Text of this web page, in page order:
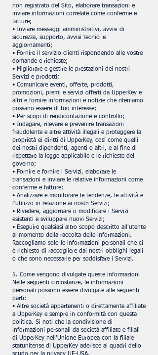
non registrato del Sito, elaborare transazioni e
inviare informazioni correlate come conferme e
fatture;
• Inviare messaggi amministrativi, avvisi di
sicurezza, supporto, avvisi tecnici e
aggiornamenti;
• Fornire il servizio clienti rispondendo alle vostre
domande e richieste;
• Migliorare e gestire le prestazioni dei nostri
Servizi e prodotti;
• Comunicare eventi, offerte, prodotti,
promozioni, premi e servizi offerti da UpperKey e
altri e fornire informazioni e notizie che riteniamo
possano essere di tuo interesse;
• Per scopi di rendicontazione e controllo;
• Indagare, rilevare e prevenire transazioni
fraudolente e altre attività illegali e proteggere la
proprietà ei diritti di UpperKey, così come quelli
dei nostri dipendenti, agenti o altri, e al fine di
rispettare la legge applicabile e le richieste del
governo;
• Fornire e fornire i Servizi, elaborare le
transazioni e inviare le relative informazioni come
conferme e fatture;
• Analizzare e monitorare le tendenze, le attività e
l'utilizzo in relazione ai nostri Servizi;
• Rivedere, aggiornare o modificare i Servizi
esistenti e sviluppare nuovi Servizi;
• Eseguire qualsiasi altro scopo descritto all'utente
al momento della raccolta delle informazioni.
Raccogliamo solo le informazioni personali che ci
è richiesto di raccogliere dai nostri obblighi legali
o che sono necessarie per soddisfare i Servizi.
5. Come vengono divulgate queste informazioni
Nelle seguenti circostanze, le informazioni
personali possono essere divulgate alle seguenti
parti:
• Altre società appartenenti o direttamente affiliate
a UpperKey e sempre in conformità con questa
politica. Si noti che la condivisione di
informazioni personali da società affiliate e filiali
di UpperKey nell'Unione Europea con la filiale
statunitense di UpperKey aderisce ai quadri dello